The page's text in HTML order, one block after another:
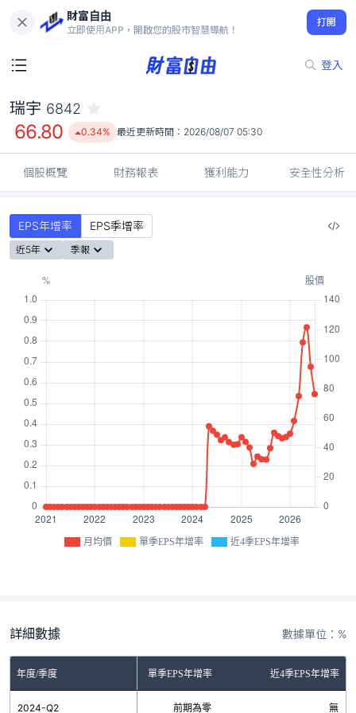
財富自由
立即使用APP，開啟您的股市智慧導航！
打開
登入
66.80
0.34%
瑞宇 6842
66.80 0.34% 最近更新時間： 2026/08/07 05:30
個股概覽 財務報表 獲利能力 安全性分析
EPS年增率 EPS季增率
近5年 季報
月均價 單季EPS年增率 近4季EPS年增率
詳細數據 數據單位：%
年度/季度 單季EPS年增率 近4季EPS年增率
2024-Q2 前期為零 無